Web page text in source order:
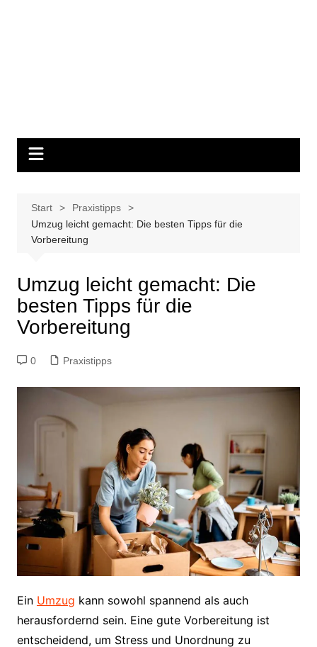
Start
Praxistipps
Umzug leicht gemacht: Die besten Tipps für die
Vorbereitung
Umzug leicht gemacht: Die
besten Tipps für die
Vorbereitung
0 Praxistipps
Ein Umzug kann sowohl spannend als auch
herausfordernd sein. Eine gute Vorbereitung ist
entscheidend, um Stress und Unordnung zu